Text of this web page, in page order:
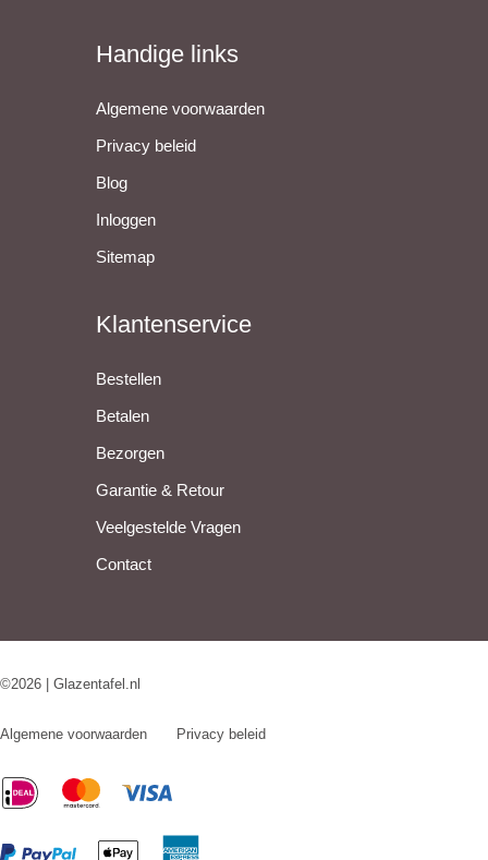
Handige links
Algemene voorwaarden
Privacy beleid
Blog
Inloggen
Sitemap
Klantenservice
Bestellen
Betalen
Bezorgen
Garantie & Retour
Veelgestelde Vragen
Contact
©2026 | Glazentafel.nl
Algemene voorwaarden Privacy beleid